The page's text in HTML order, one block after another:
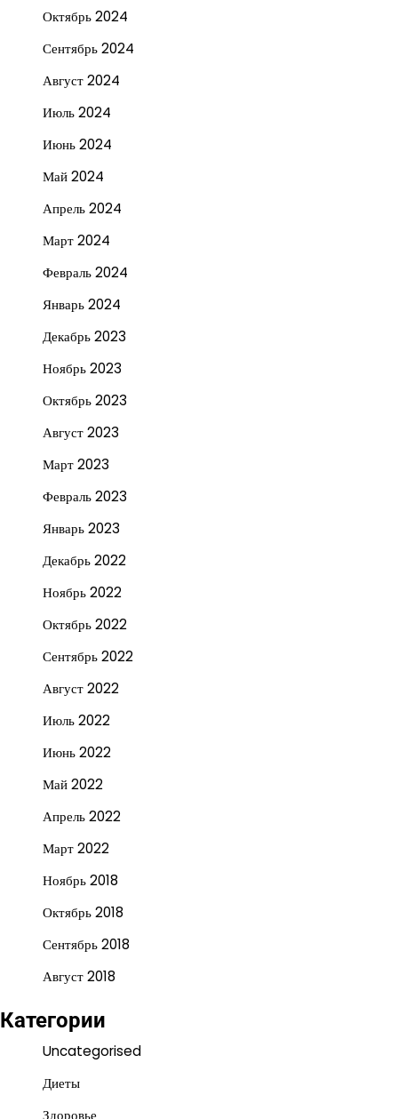
Октябрь 2024
Сентябрь 2024
Август 2024
Июль 2024
Июнь 2024
Май 2024
Апрель 2024
Март 2024
Февраль 2024
Январь 2024
Декабрь 2023
Ноябрь 2023
Октябрь 2023
Август 2023
Март 2023
Февраль 2023
Январь 2023
Декабрь 2022
Ноябрь 2022
Октябрь 2022
Сентябрь 2022
Август 2022
Июль 2022
Июнь 2022
Май 2022
Апрель 2022
Март 2022
Ноябрь 2018
Октябрь 2018
Сентябрь 2018
Август 2018
Категории
Uncategorised
Диеты
Здоровье